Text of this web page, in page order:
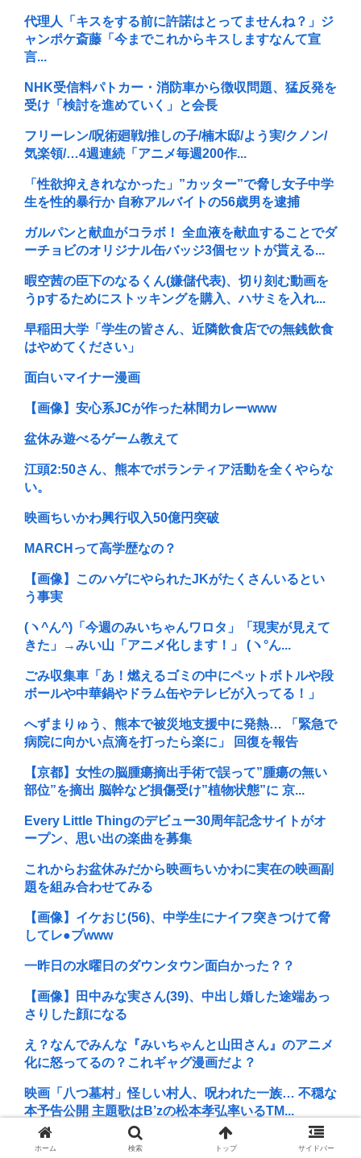
代理人「キスをする前に許諾はとってませんね？」ジ
ャンポケ斎藤「今までこれからキスしますなんて宣
言...
NHK受信料パトカー・消防車から徴収問題、猛反発を
受け「検討を進めていく」と会長
フリーレン/呪術廻戦/推しの子/楠木邸/よう実/クノン/
気楽領/…4週連続「アニメ毎週200作...
「性欲抑えきれなかった」”カッター”で脅し女子中学
生を性的暴行か 自称アルバイトの56歳男を逮捕
ガルパンと献血がコラボ！ 全血液を献血することでダ
ーチョビのオリジナル缶バッジ3個セットが貰える...
暇空茜の臣下のなるくん(嫌儲代表)、切り刻む動画を
うpするためにストッキングを購入、ハサミを入れ...
早稲田大学「学生の皆さん、近隣飲食店での無銭飲食
はやめてください」
面白いマイナー漫画
【画像】安心系JCが作った林間カレーwww
盆休み遊べるゲーム教えて
江頭2:50さん、熊本でボランティア活動を全くやらな
い。
映画ちいかわ興行収入50億円突破
MARCHって高学歴なの？
【画像】このハゲにやられたJKがたくさんいるとい
う事実
(ヽ^ん^)「今週のみいちゃんワロタ」「現実が見えて
きた」→みい山「アニメ化します！」 (ヽ°ん...
ごみ収集車「あ！燃えるゴミの中にペットボトルや段
ボールや中華鍋やドラム缶やテレビが入ってる！」
へずまりゅう、熊本で被災地支援中に発熱… 「緊急で
病院に向かい点滴を打ったら楽に」 回復を報告
【京都】女性の脳腫瘍摘出手術で誤って”腫瘍の無い
部位”を摘出 脳幹など損傷受け”植物状態”に 京...
Every Little Thingのデビュー30周年記念サイトがオ
ープン、思い出の楽曲を募集
これからお盆休みだから映画ちいかわに実在の映画副
題を組み合わせてみる
【画像】イケおじ(56)、中学生にナイフ突きつけて脅
してレ●プwww
一昨日の水曜日のダウンタウン面白かった？？
【画像】田中みな実さん(39)、中出し婚した途端あっ
さりした顔になる
え？なんでみんな『みいちゃんと山田さん』のアニメ
化に怒ってるの？これギャグ漫画だよ？
映画「八つ墓村」怪しい村人、呪われた一族… 不穏な
本予告公開 主題歌はB’zの松本孝弘率いるTM...
KIINA.こと氷川きよしさん、ライブを前にあたシコ欲
ホーム 検索 トップ サイドバー